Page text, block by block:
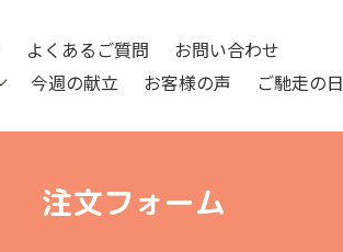
今週の献立 お客様の声 ご馳走の日
よくあるご質問
お問い合わせ
注文フォーム